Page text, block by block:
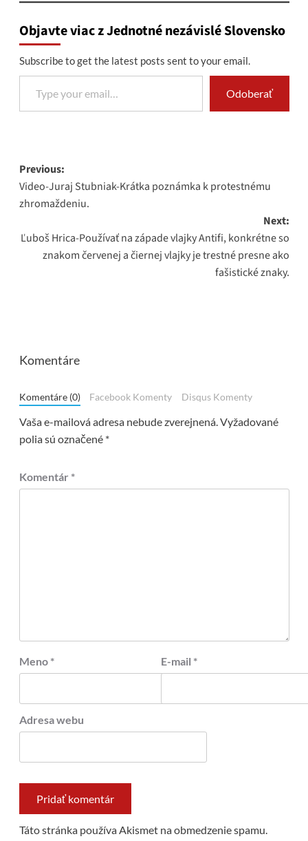
Objavte viac z Jednotné nezávislé Slovensko
Subscribe to get the latest posts sent to your email.
Type your email…
Odoberať
Post
navigation
Previous:
Video-Juraj Stubniak-Krátka poznámka k protestnému
zhromaždeniu.
Next:
Ľuboš Hrica-Používať na západe vlajky Antifi, konkrétne so
znakom červenej a čiernej vlajky je trestné presne ako
fašistické znaky.
Komentáre
Komentáre (0) Facebook Komenty Disqus Komenty
Vaša e-mailová adresa nebude zverejnená.Vyžadované
polia sú označené *
Komentár *
Meno * E-mail *
Adresa webu
Táto stránka používa Akismet na obmedzenie spamu.